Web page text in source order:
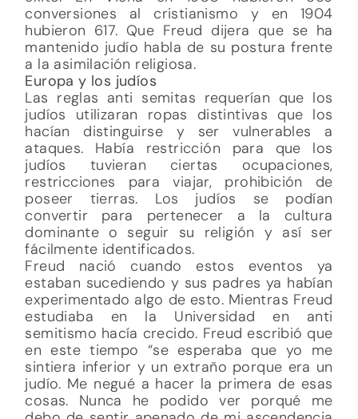
conversiones al cristianismo y en 1904
hubieron 617. Que Freud dijera que se ha
mantenido judío habla de su postura frente
a la asimilación religiosa.
Europa y los judíos
Las reglas anti semitas requerían que los
judíos utilizaran ropas distintivas que los
hacían distinguirse y ser vulnerables a
ataques. Había restricción para que los
judíos tuvieran ciertas ocupaciones,
restricciones para viajar, prohibición de
poseer tierras. Los judíos se podían
convertir para pertenecer a la cultura
dominante o seguir su religión y así ser
fácilmente identificados.
Freud nació cuando estos eventos ya
estaban sucediendo y sus padres ya habían
experimentado algo de esto. Mientras Freud
estudiaba en la Universidad en anti
semitismo hacía crecido. Freud escribió que
en este tiempo “se esperaba que yo me
sintiera inferior y un extraño porque era un
judío. Me negué a hacer la primera de esas
cosas. Nunca he podido ver porqué me